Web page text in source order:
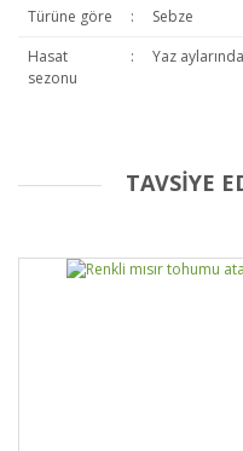
Türüne göre :
Sebze
Hasat
sezonu
: Yaz
Bu ürüne
TAVSİYE